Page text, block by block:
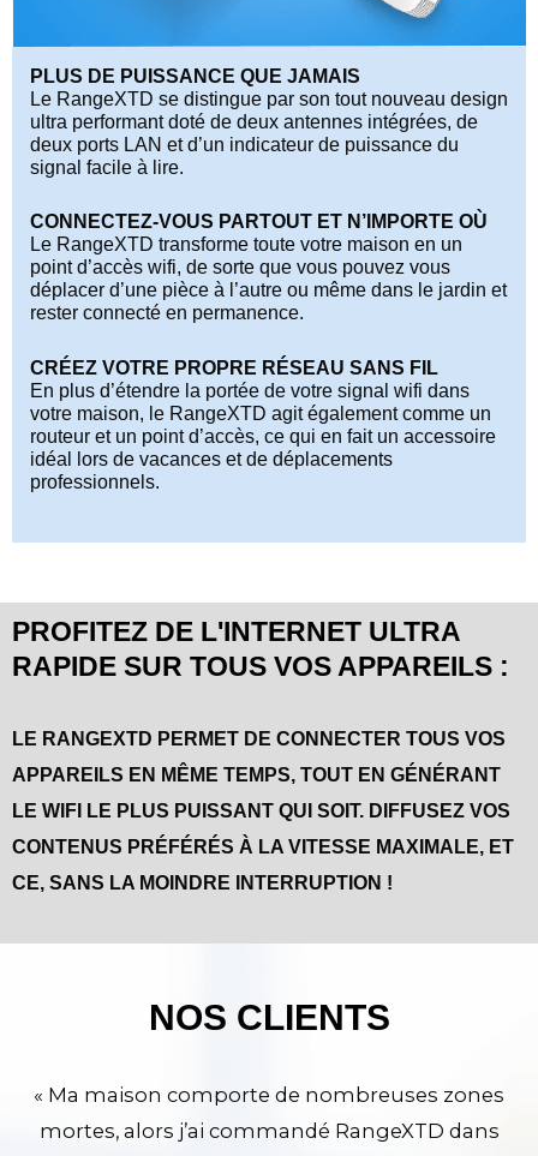
PLUS DE PUISSANCE QUE JAMAIS
Le RangeXTD se distingue par son tout nouveau design
ultra performant doté de deux antennes intégrées, de
deux ports LAN et d’un indicateur de puissance du
signal facile à lire.
CONNECTEZ-VOUS PARTOUT ET N’IMPORTE OÙ
Le RangeXTD transforme toute votre maison en un
point d’accès wifi, de sorte que vous pouvez vous
déplacer d’une pièce à l’autre ou même dans le jardin et
rester connecté en permanence.
CRÉEZ VOTRE PROPRE RÉSEAU SANS FIL
En plus d’étendre la portée de votre signal wifi dans
votre maison, le RangeXTD agit également comme un
routeur et un point d’accès, ce qui en fait un accessoire
idéal lors de vacances et de déplacements
professionnels.
PROFITEZ DE L'INTERNET ULTRA
RAPIDE SUR TOUS VOS APPAREILS :
LE RANGEXTD PERMET DE CONNECTER TOUS VOS
APPAREILS EN MÊME TEMPS, TOUT EN GÉNÉRANT
LE WIFI LE PLUS PUISSANT QUI SOIT. DIFFUSEZ VOS
CONTENUS PRÉFÉRÉS À LA VITESSE MAXIMALE, ET
CE, SANS LA MOINDRE INTERRUPTION !
NOS CLIENTS
« Ma maison comporte de nombreuses zones
mortes, alors j’ai commandé RangeXTD dans